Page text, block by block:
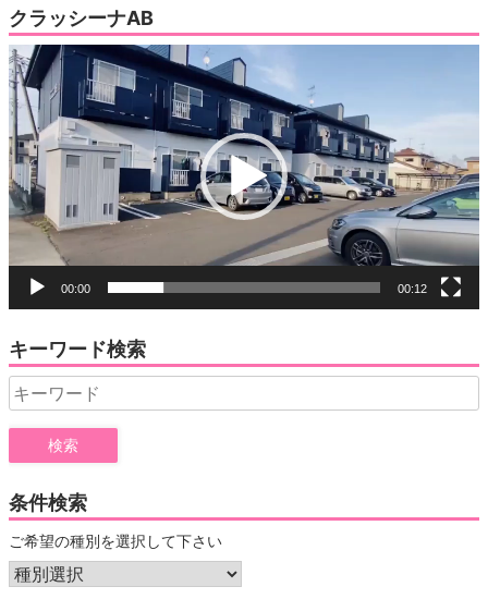
クラッシーナAB
動
画
プ
レ
ー
ヤ
ー
00:00 00:12
キーワード検索
Search
for:
条件検索
ご希望の種別を選択して下さい